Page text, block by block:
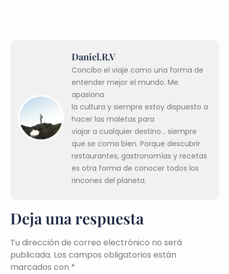
Daniel.R.V
Concibo el viaje como una forma de
entender mejor el mundo. Me
apasiona
la cultura y siempre estoy dispuesto a
hacer las maletas para
viajar a cualquier destino... siempre
que se coma bien. Porque descubrir
restaurantes, gastronomías y recetas
es otra forma de conocer todos los
rincones del planeta.
Deja una respuesta
Tu dirección de correo electrónico no será
publicada. Los campos obligatorios están
marcados con *